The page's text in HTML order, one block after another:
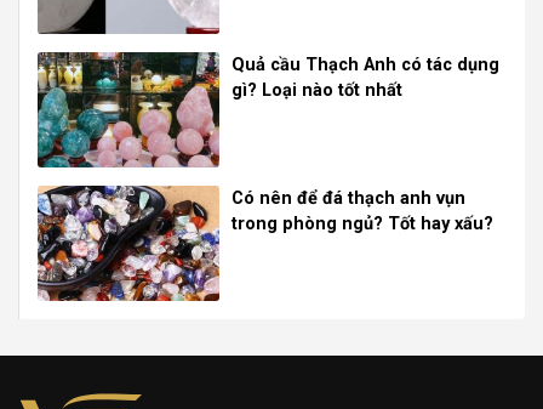
Quả cầu Thạch Anh có tác dụng
gì? Loại nào tốt nhất
Có nên để đá thạch anh vụn
trong phòng ngủ? Tốt hay xấu?